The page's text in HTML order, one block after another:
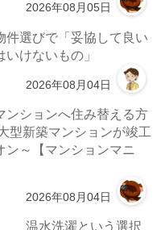
2026年08月05日
件選びで「妥協して良い
けないもの」
2026年08月04日
ンションへ住み替える方
型新築マンションが竣工
ン～【マンションマニ
2026年08月04日
温水洗濯という選択